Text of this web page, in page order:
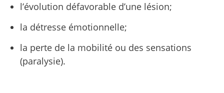
l’évolution défavorable d’une lésion;
la détresse émotionnelle;
la perte de la mobilité ou des sensations
(paralysie).